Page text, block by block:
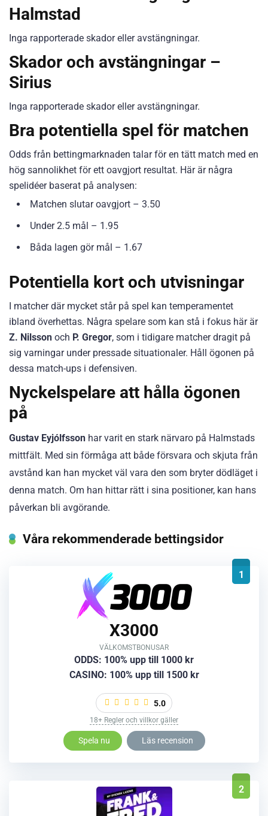
Halmstad
Inga rapporterade skador eller avstängningar.
Skador och avstängningar –
Sirius
Inga rapporterade skador eller avstängningar.
Bra potentiella spel för matchen
Odds från bettingmarknaden talar för en tätt match med en
hög sannolikhet för ett oavgjort resultat. Här är några
spelidéer baserat på analysen:
Matchen slutar oavgjort – 3.50
Under 2.5 mål – 1.95
Båda lagen gör mål – 1.67
Potentiella kort och utvisningar
I matcher där mycket står på spel kan temperamentet
ibland överhettas. Några spelare som kan stå i fokus här är
Z. Nilsson och P. Gregor, som i tidigare matcher dragit på
sig varningar under pressade situationaler. Håll ögonen på
dessa match-ups i defensiven.
Nyckelspelare att hålla ögonen
på
Gustav Eyjólfsson har varit en stark närvaro på Halmstads
mittfält. Med sin förmåga att både försvara och skjuta från
avstånd kan han mycket väl vara den som bryter dödläget i
denna match. Om han hittar rätt i sina positioner, kan hans
påverkan bli avgörande.
Våra rekommenderade bettingsidor
1
X3000
VÄLKOMSTBONUSAR
ODDS: 100% upp till 1000 kr
CASINO: 100% upp till 1500 kr
5.0
18+ Regler och villkor gäller
Spela nu Läs recension
2